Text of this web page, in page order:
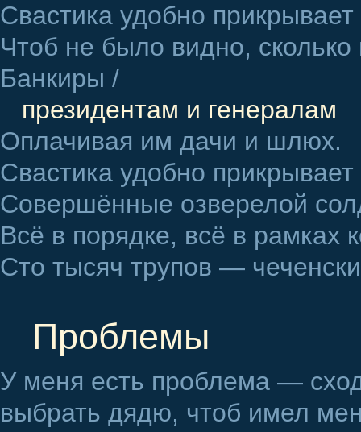
Свастика удобно
Чтоб не было видно, сколько
Банкиры /
президентам и генералам
Оплачивая им дачи и шлюх.
Свастика удобно прикрывает
Совершённые озверелой
Всё в порядке, всё в рамках
Сто тысяч трупов —
Проблемы
У меня есть проблема —
выбрать дядю, чтоб имел